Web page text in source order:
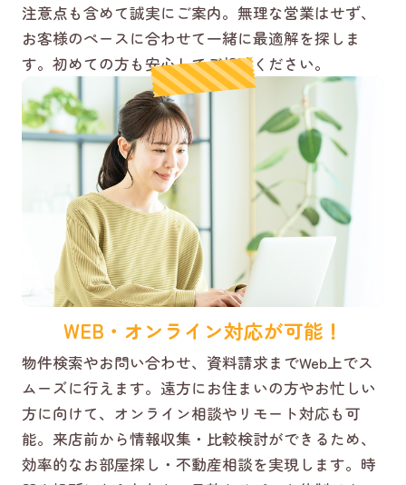
注意点も含めて誠実にご案内。無理な営業はせず、
お客様のペースに合わせて一緒に最適解を探しま
す。初めての方も安心してご相談ください。
WEB・オンライン対応が可能！
物件検索やお問い合わせ、資料請求までWeb上でス
ムーズに行えます。遠方にお住まいの方やお忙しい
方に向けて、オンライン相談やリモート対応も可
能。来店前から情報収集・比較検討ができるため、
効率的なお部屋探し・不動産相談を実現します。時